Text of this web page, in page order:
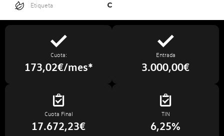
Etiqueta C
Cuota:
173,02€/mes*
Entrada
3.000,00€
Cuota Final
17.672,23€
TIN
6,25%